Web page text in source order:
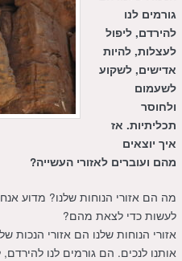
גורמים לנו
להירדם, ליפול
לעצלות, להיות
אדישים, לשקוע
לשעמום
ולחוסר
תכליתיות. אז
איך יוצאים
מהם ועוברים לאזורי העשייה?
מה הם אזורי הנוחות שלנו? מדוע
לעשות כדי לצאת מהם?
אזורי הנוחות שלנו הם אזורי הנכות
אותנו לנכים. הם גורמים לנו